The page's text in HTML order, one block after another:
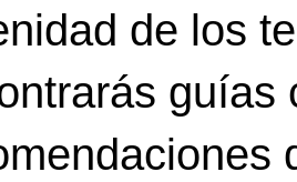
de los
guías